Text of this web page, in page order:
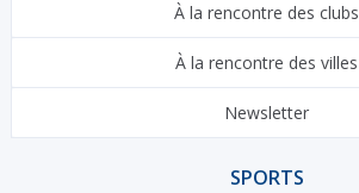
À la rencontre des clubs
À la rencontre des villes
Newsletter
SPORTS